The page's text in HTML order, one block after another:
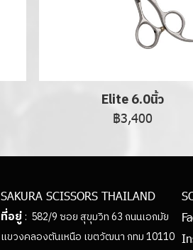
Elite 6.0นิ้ว
฿3,400
SAKURA SCISSORS THAILAND
ที่อยู่: 582/9 ซอย สุขุมวิท 63 ถนนเอกมัย
แขวงคลองตันเหนือ เขตวัฒนา กทม 10110